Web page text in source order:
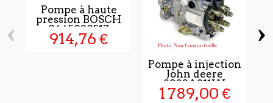
Pompe à haute
pression BOSCH
0445020517
914,76 €
Pompe à injection
John deere
8923A811W
1 789,00 €
‹ ›